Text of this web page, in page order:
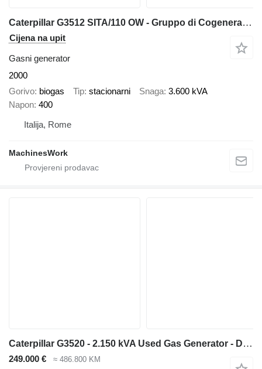
Caterpillar G3512 SITA/110 OW - Gruppo di Cogenerazione, con n. 4 generatori
Cijena na upit
Gasni generator
2000
Gorivo biogas Tip stacionarni Snaga 3.600 kVA
Napon 400
Italija, Rome
MachinesWork
Caterpillar G3520 - 2.150 kVA Used Gas Generator - DPX-12668
249.000 € ≈ 486.800 KM